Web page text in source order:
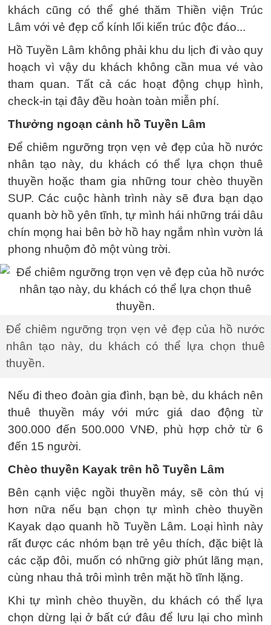
khách cũng có thể ghé thăm Thiền viện Trúc
Lâm với vẻ đẹp cổ kính lối kiến trúc độc đáo...
Hồ Tuyền Lâm không phải khu du lịch đi vào quy
hoạch vì vậy du khách không cần mua vé vào
tham quan. Tất cả các hoạt động chụp hình,
check-in tại đây đều hoàn toàn miễn phí.
Thưởng ngoạn cảnh hồ Tuyền Lâm
Để chiêm ngưỡng trọn vẹn vẻ đẹp của hồ nước
nhân tạo này, du khách có thể lựa chọn thuê
thuyền hoặc tham gia những tour chèo thuyền
SUP. Các cuộc hành trình này sẽ đưa bạn dạo
quanh bờ hồ yên tĩnh, tự mình hái những trái dâu
chín mọng hai bên bờ hồ hay ngắm nhìn vườn lá
phong nhuộm đỏ một vùng trời.
Để chiêm ngưỡng trọn vẹn vẻ đẹp của hồ nước
nhân tạo này, du khách có thể lựa chọn thuê
thuyền.
Nếu đi theo đoàn gia đình, bạn bè, du khách nên
thuê thuyền máy với mức giá dao động từ
300.000 đến 500.000 VNĐ, phù hợp chở từ 6
đến 15 người.
Chèo thuyền Kayak trên hồ Tuyền Lâm
Bên cạnh việc ngồi thuyền máy, sẽ còn thú vị
hơn nữa nếu bạn chọn tự mình chèo thuyền
Kayak dạo quanh hồ Tuyền Lâm. Loại hình này
rất được các nhóm bạn trẻ yêu thích, đặc biệt là
các cặp đôi, muốn có những giờ phút lãng mạn,
cùng nhau thả trôi mình trên mặt hồ tĩnh lặng.
Khi tự mình chèo thuyền, du khách có thể lựa
chọn dừng lại ở bất cứ đâu để lưu lại cho mình